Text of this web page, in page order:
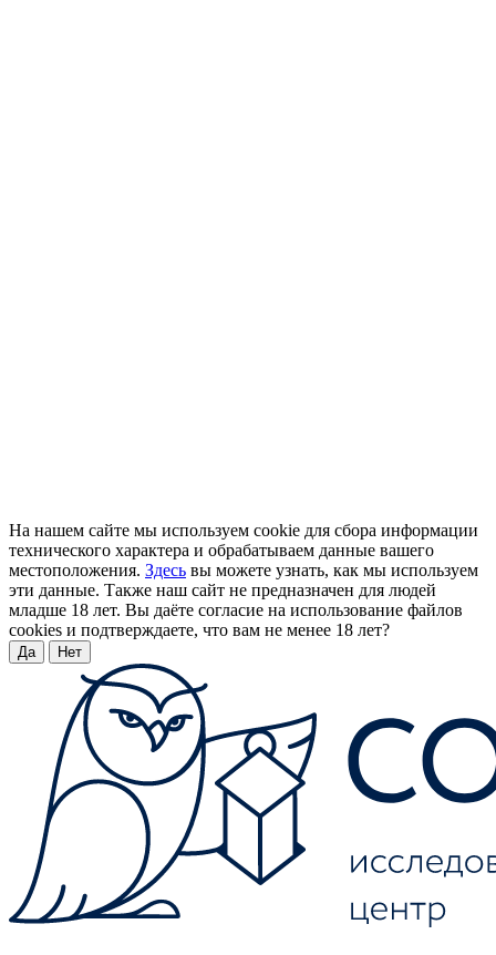
На нашем сайте мы используем cookie для сбора информации
технического характера и обрабатываем данные вашего
местоположения. Здесь вы можете узнать, как мы используем
эти данные. Также наш сайт не предназначен для людей
младше 18 лет. Вы даёте согласие на использование файлов
cookies и подтверждаете, что вам не менее 18 лет?
Да Нет